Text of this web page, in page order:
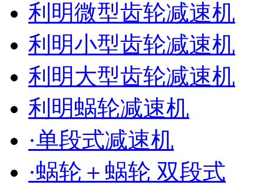
利明微型齿轮减速机
利明小型齿轮减速机
利明大型齿轮减速机
利明蜗轮减速机
·单段式减速机
·蜗轮＋蜗轮 双段式